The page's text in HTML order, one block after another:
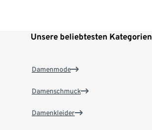
Unsere beliebtesten Kategorien
Damenmode
Damenschmuck
Damenkleider